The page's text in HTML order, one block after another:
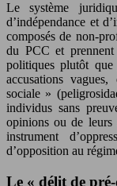
Le système
d’indépendance et
composés de non-
du PCC et prennent
politiques plutôt que
accusations
sociale »
individus sans
opinions ou de leurs
instrument
d’opposition au
Le « délit de